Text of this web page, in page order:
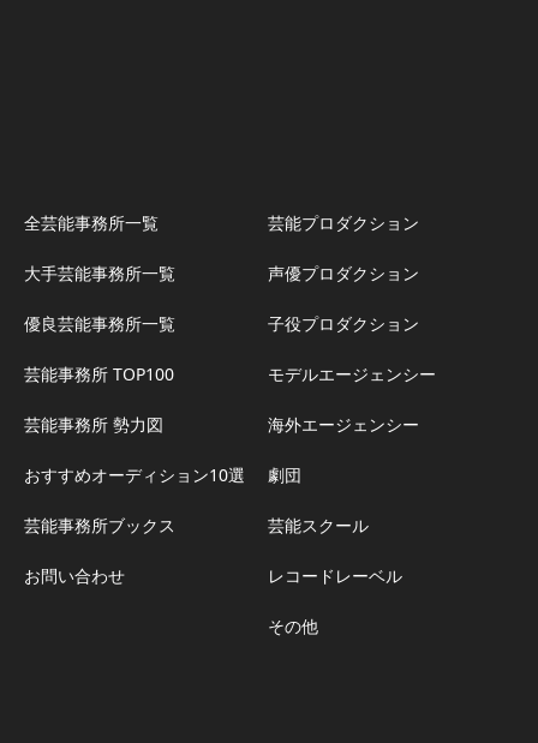
全芸能事務所一覧
大手芸能事務所一覧
優良芸能事務所一覧
芸能事務所 TOP100
芸能事務所 勢力図
おすすめオーディション10選
芸能事務所ブックス
お問い合わせ
芸能プロダクション
声優プロダクション
子役プロダクション
モデルエージェンシー
海外エージェンシー
劇団
芸能スクール
レコードレーベル
その他